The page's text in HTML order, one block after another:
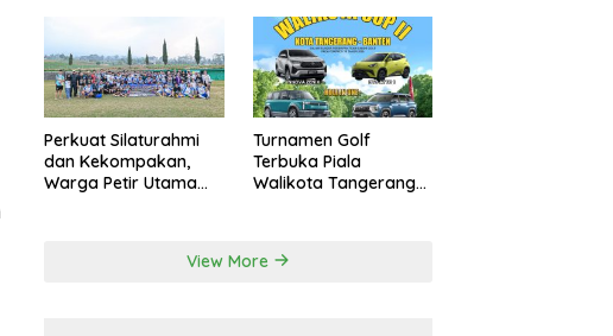
Perkuat Silaturahmi
dan Kekompakan,
Warga Petir Utama
Turnamen Golf
Terbuka Piala
Walikota Tangerang
View More